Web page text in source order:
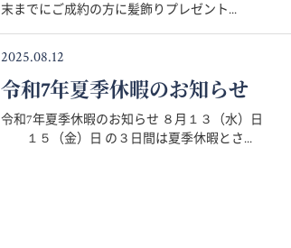
末までにご成約の方に髪飾りプレゼント...
2025.08.12
令和7年夏季休暇のお知らせ
令和7年夏季休暇のお知らせ ８月１３（水）日
１５（金）日 の３日間は夏季休暇とさ...